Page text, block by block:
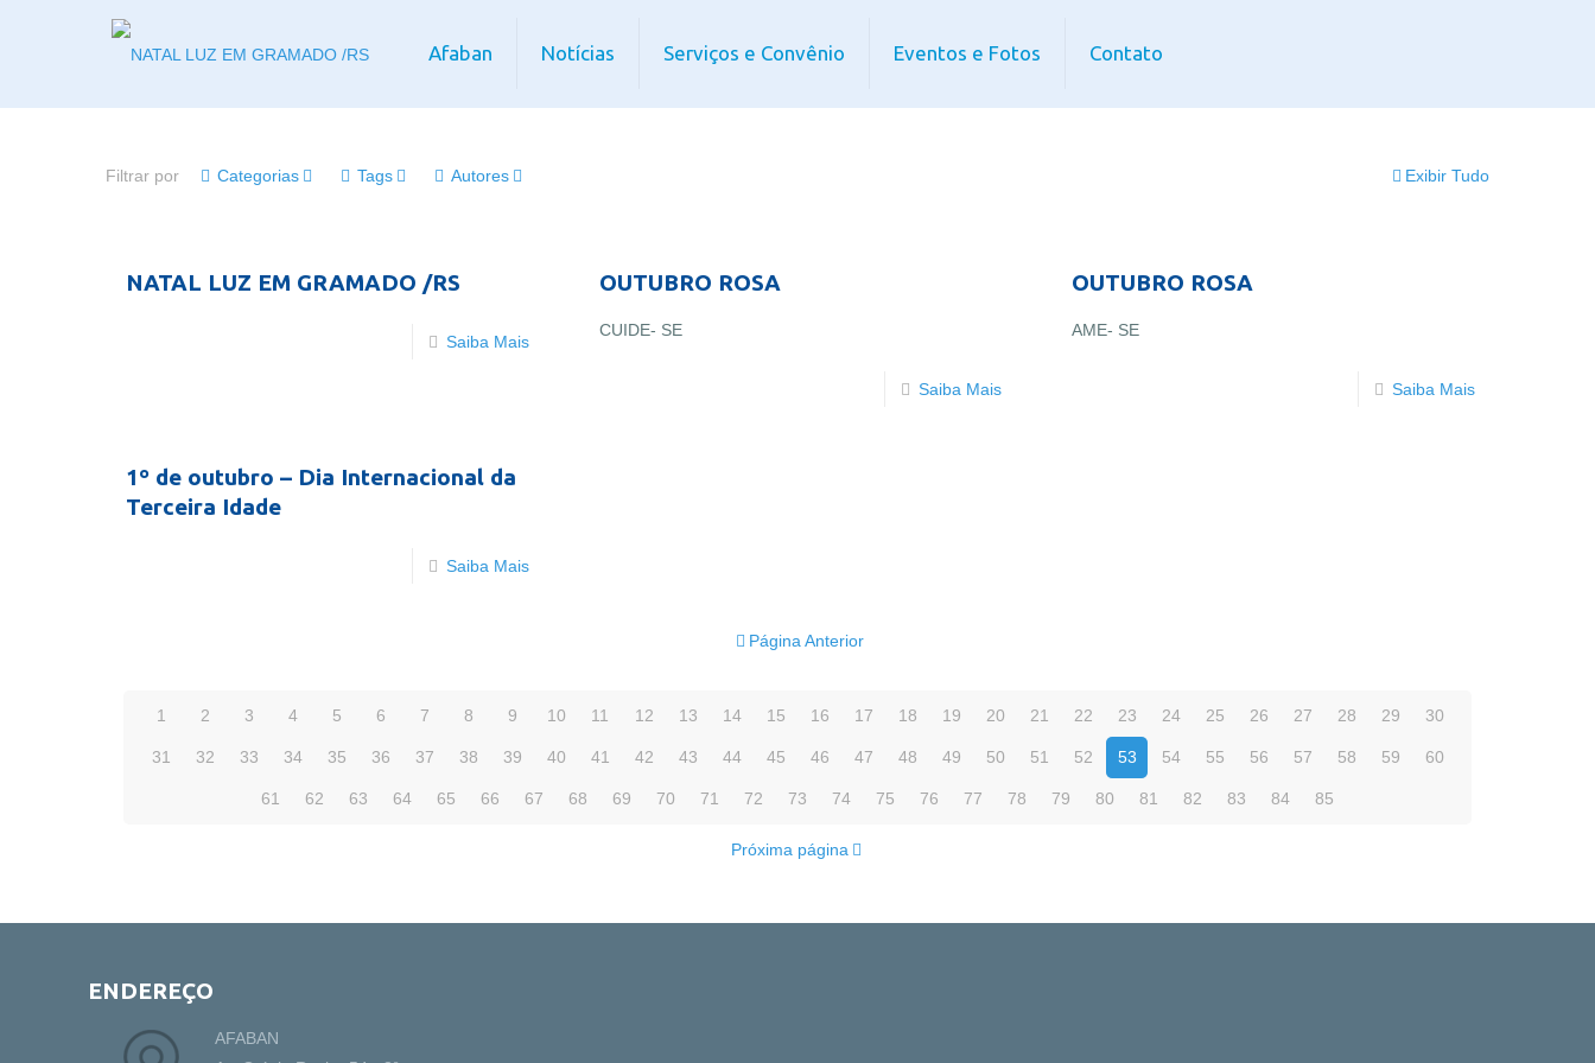
Afaban Notícias Serviços e Convênio Eventos e Fotos Contato
Filtrar por Categorias Tags Autores Exibir Tudo
NATAL LUZ EM GRAMADO /RS
Saiba Mais
OUTUBRO ROSA
CUIDE- SE
Saiba Mais
OUTUBRO ROSA
AME- SE
Saiba Mais
1º de outubro – Dia Internacional da
Terceira Idade
Saiba Mais
Página Anterior
1 2 3 4 5 6 7 8 9 10 11 12 13 14 15 16 17 18 19 20 21 22 23 24 25 26 27 28 29 30
31 32 33 34 35 36 37 38 39 40 41 42 43 44 45 46 47 48 49 50 51 52 53 54 55 56 57 58 59 60
61 62 63 64 65 66 67 68 69 70 71 72 73 74 75 76 77 78 79 80 81 82 83 84 85
Próxima página
ENDEREÇO
AFABAN